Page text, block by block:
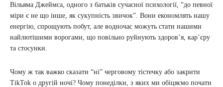
Вільяма Джеймса, одного з батьків сучасної психології, “до певної
міри є не що інше, як сукупність звичок”. Вони економлять нашу
енергію, спрощують побут, але водночас можуть стати нашими
найлютішими ворогами, що повільно руйнують здоров’я, кар’єру
та стосунки.
Чому ж так важко сказати “ні” черговому тістечку або закрити
TikTok о другій ночі? Чому понеділки, з яких ми обіцяємо почати